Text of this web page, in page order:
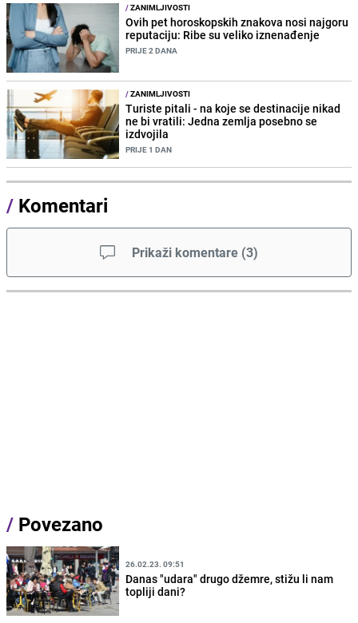
/ZANIMLJIVOSTI
Ovih pet horoskopskih znakova nosi najgoru
reputaciju: Ribe su veliko iznenađenje
PRIJE 2 DANA
/ZANIMLJIVOSTI
Turiste pitali - na koje se destinacije nikad
ne bi vratili: Jedna zemlja posebno se
izdvojila
PRIJE 1 DAN
/ Komentari
Prikaži komentare (3)
/ Povezano
26.02.23. 09:51
Danas "udara" drugo džemre, stižu li nam
topliji dani?